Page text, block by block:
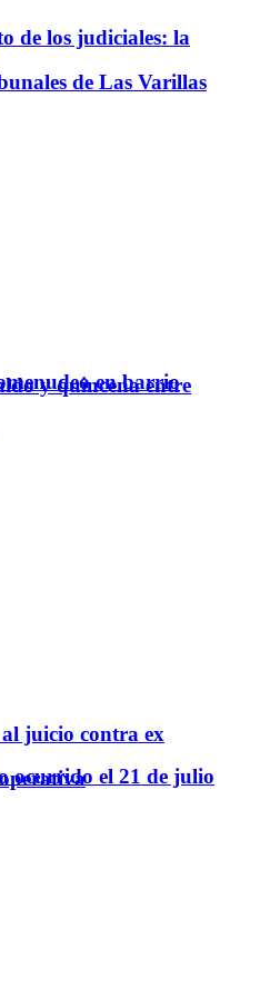
de los judiciales: la
de Las Varillas
y quincena entre
juicio contra ex
en barrio
ocurrido el 21 de julio